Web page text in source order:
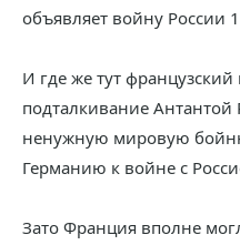
объявляет войну России
И где же тут
подталкивание Антантой
ненужную мировую
Германию к войне с
Зато Франция вполне